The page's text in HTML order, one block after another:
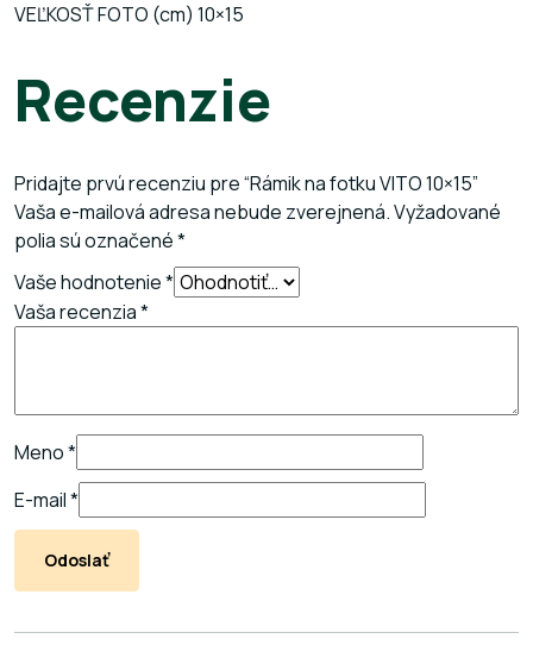
VEĽKOSŤ FOTO (cm) 10×15
Recenzie
Pridajte prvú recenziu pre “Rámik na fotku VITO 10×15”
Vaša e-mailová adresa nebude zverejnená.Vyžadované
polia sú označené*
Vaše hodnotenie*
Vaša recenzia*
Meno*
E-mail*